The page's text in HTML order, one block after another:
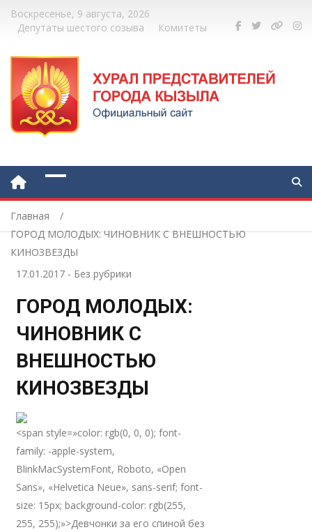
Воскресенье, 9 августа, 2026
Депутаты шестого созыва
Комитеты
Главная
ГОРОД МОЛОДЫХ: ЧИНОВНИК С ВНЕШНОСТЬЮ
КИНОЗВЕЗДЫ
17.01.2017 - Без рубрики
ГОРОД МОЛОДЫХ:
ЧИНОВНИК С
ВНЕШНОСТЬЮ
КИНОЗВЕЗДЫ
<span style=»color: rgb(0, 0, 0); font-
family: -apple-system,
BlinkMacSystemFont, Roboto, «Open
Sans», «Helvetica Neue», sans-serif; font-
size: 15px; background-color: rgb(255,
255, 255);»>Девчонки за его спиной без